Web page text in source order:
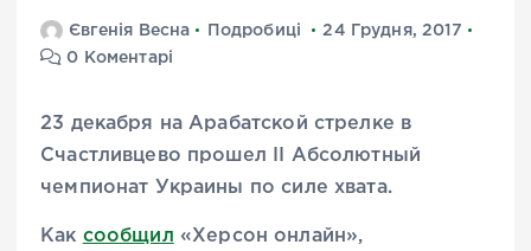
Євгенія Весна Подробиці
24 Грудня, 2017
0 Коментарі
23 декабря на Арабатской стрелке в
Счастливцево прошел II Абсолютный
чемпионат Украины по силе хвата.
Как сообщил «Херсон онлайн»,